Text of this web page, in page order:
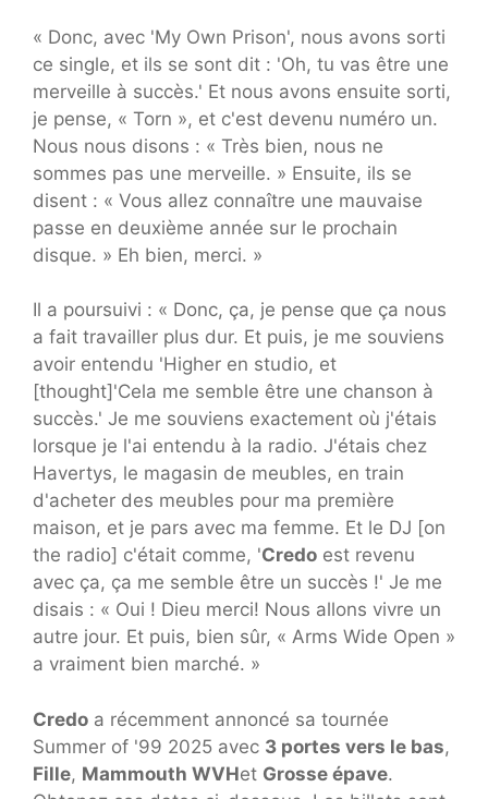
« Donc, avec 'My Own Prison', nous avons sorti
ce single, et ils se sont dit : 'Oh, tu vas être une
merveille à succès.' Et nous avons ensuite sorti,
je pense, « Torn », et c'est devenu numéro un.
Nous nous disons : « Très bien, nous ne
sommes pas une merveille. » Ensuite, ils se
disent : « Vous allez connaître une mauvaise
passe en deuxième année sur le prochain
disque. » Eh bien, merci. »
Il a poursuivi : « Donc, ça, je pense que ça nous
a fait travailler plus dur. Et puis, je me souviens
avoir entendu 'Higher en studio, et
[thought]'Cela me semble être une chanson à
succès.' Je me souviens exactement où j'étais
lorsque je l'ai entendu à la radio. J'étais chez
Havertys, le magasin de meubles, en train
d'acheter des meubles pour ma première
maison, et je pars avec ma femme. Et le DJ [on
the radio] c'était comme, 'Credo est revenu
avec ça, ça me semble être un succès !' Je me
disais : « Oui ! Dieu merci! Nous allons vivre un
autre jour. Et puis, bien sûr, « Arms Wide Open »
a vraiment bien marché. »
Credo a récemment annoncé sa tournée
Summer of '99 2025 avec 3 portes vers le bas,
Fille, Mammouth WVHet Grosse épave.